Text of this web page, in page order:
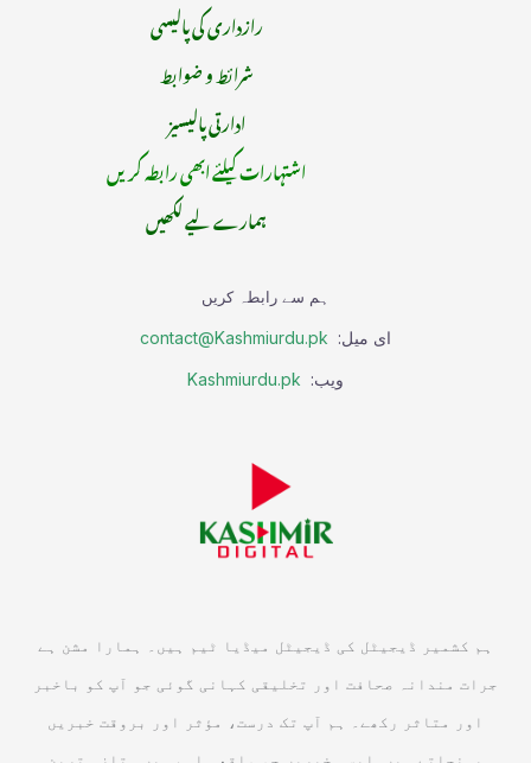
رازداری کی پالیسی
شرائط و ضوابط
ادارتی پالیسیز
اشتہارات کیلئے ابھی رابطہ کریں
ہمارے لیے لکھیں
ہم سے رابطہ کریں
ای میل: contact@Kashmiurdu.pk
ویب: Kashmiurdu.pk
ہم کشمیر ڈیجیٹل کی ڈیجیٹل میڈیا ٹیم ہیں۔ ہمارا مشن ہے
جرات مندانہ صحافت اور تخلیقی کہانی گوئی جو آپ کو باخبر
اور متاثر رکھے۔ ہم آپ تک درست، مؤثر اور بروقت خبریں